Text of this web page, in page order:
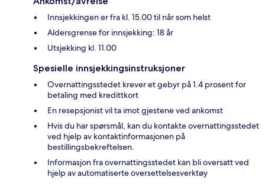
Innsjekkingen er fra kl. 15.00 til når som helst
Aldersgrense for innsjekking: 18 år
Utsjekking kl. 11.00
Spesielle innsjekkingsinstruksjoner
Overnattingsstedet krever et gebyr på 1.4 prosent for
betaling med kredittkort
En resepsjonist vil ta imot gjestene ved ankomst
Hvis du har spørsmål, kan du kontakte overnattingsstedet
ved hjelp av kontaktinformasjonen på
bestillingsbekreftelsen.
Informasjon fra overnattingsstedet kan bli oversatt ved
hjelp av automatiserte oversettelsesverktøy